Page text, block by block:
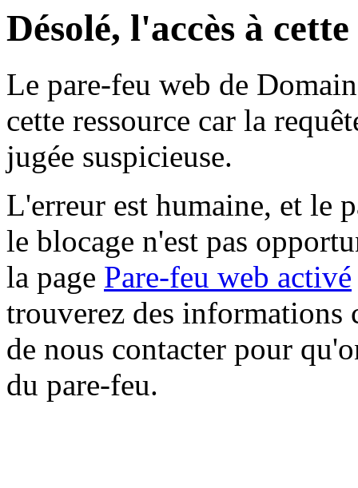
Désolé, l'accès à
Le pare-feu web de
cette ressource car la
jugée suspicieuse.
L'erreur est humaine, et le
le blocage n'est pas
la page Pare-feu web activé
trouverez des informations
de nous contacter pour
du pare-feu.